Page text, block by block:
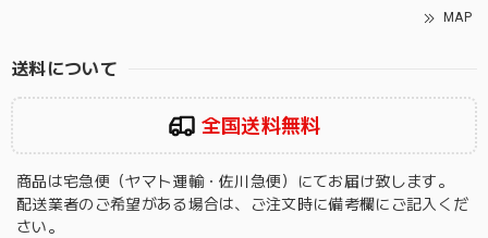
MAP
送料について
全国送料無料
商品は宅急便（ヤマト運輸・佐川急便）にてお届け致します。
配送業者のご希望がある場合は、ご注文時に備考欄にご記入くだ
さい。